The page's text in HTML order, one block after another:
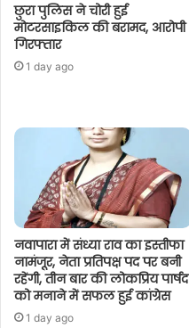
छुरा पुलिस ने चोरी हुई
मोटरसाइकिल की बरामद, आरोपी
गिरफ्तार
1 day ago
नवापारा में संध्या राव का इस्तीफा
नामंजूर, नेता प्रतिपक्ष पद पर बनी
रहेंगी, तीन बार की लोकप्रिय पार्षद
को मनाने में सफल हुई कांग्रेस
1 day ago